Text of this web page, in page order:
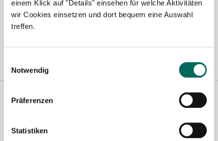
einem Klick auf "Details" einsehen für welche Aktivitäten
wir Cookies einsetzen und dort bequem eine Auswahl
treffen.
Notwendig
Präferenzen
Statistiken
Hamburg |Hannover|Heilbronn|Ingolstadt |Kassel|Lübeck|
Magdeburg|Mönchengladbach|München|Münster |Neu-Ulm
Pforzheim